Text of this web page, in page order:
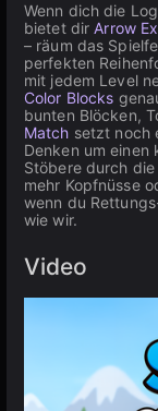
Wenn dich die
bietet dirArrow
– räum das
perfekten
mit jedem Level
Color Blocks
bunten Blöcken,
Match setzt noch
Denken um einen
Stöbere durch
mehr Kopfnüsse
wenn du
wie wir.
Video